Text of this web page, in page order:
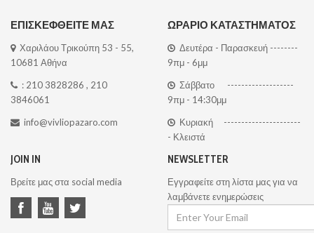
ΕΠΙΣΚΕΦΘΕΙΤΕ ΜΑΣ
Χαριλάου Τρικούπη 53 - 55,
10681 Αθήνα
: 210 3828286 , 210
3846061
info@vivliopazaro.com
ΩΡΑΡΙΟ ΚΑΤΑΣΤΗΜΑΤΟΣ
Δευτέρα - Παρασκευή --------
9πμ - 6μμ
Σάββατο -------------------
9πμ - 14:30μμ
Κυριακή ----------------------
- Κλειστά
JOIN IN
Βρείτε μας στα social media
NEWSLETTER
Εγγραφείτε στη λίστα μας για να
λαμβάνετε ενημερώσεις